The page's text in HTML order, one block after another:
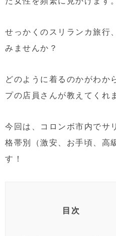
せっかくのスリランカ旅行
みませんか？
どのように着るのかがわか
プの店員さんが教えてくれ
今回は、コロンボ市内でサ
格帯別（激安、お手頃、高
す！
目次